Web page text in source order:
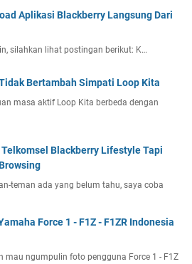
Aplikasi Blackberry Langsung Dari
silahkan lihat postingan berikut: K…
Bertambah Simpati Loop Kita
masa aktif Loop Kita berbeda dengan
Blackberry Lifestyle Tapi
teman ada yang belum tahu, saya coba
Force 1 - F1Z - F1ZR Indonesia
mau ngumpulin foto pengguna Force 1 - F1Z